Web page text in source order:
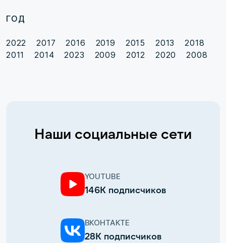
ГОД
2022 2017 2016 2019 2015 2013
2018
2011
2014 2023 2009 2012 2020 2008
Наши социальные сети
YOUTUBE
146К подписчиков
ВКОНТАКТЕ
28К подписчиков